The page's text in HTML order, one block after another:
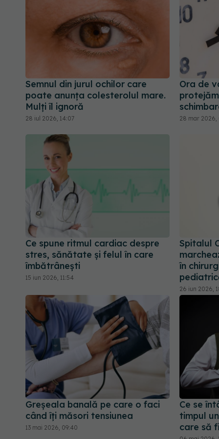
Semnul din jurul ochilor care
poate anunța colesterolul mare.
Mulți îl ignoră
28 iul 2026, 14:07
Ora de
28 mar 2026,
Ce spune ritmul cardiac despre
stres, sănătate și felul în care
îmbătrânești
15 iun 2026, 11:54
Spitalul
în
26 iun 2026,
Greșeala banală pe care o faci
când îți măsori tensiunea
13 mai 2026, 09:40
Ce se
timpul
care să